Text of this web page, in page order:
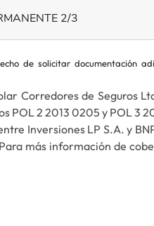
2/3
de solicitar documentación
Corredores de Seguros
POL 2 2013 0205 y POL
Inversiones LP S.A. y
más información de